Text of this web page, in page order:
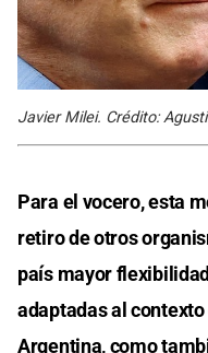
Javier Milei. Crédito:
Para el vocero, esta
retiro de otros
país mayor
adaptadas al
Argentina, como